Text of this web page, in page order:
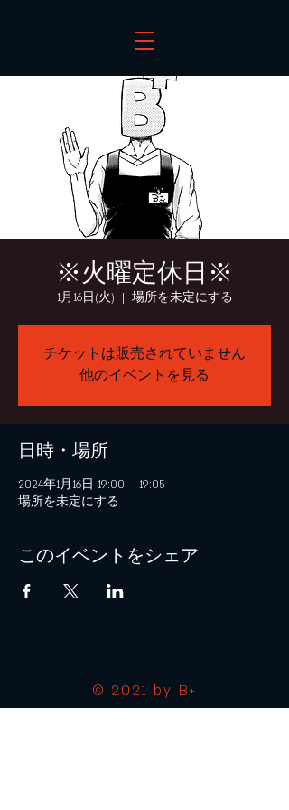
※火曜定休日※
1月16日(火)
  |
場所を未定にする
チケットは販売されていません
他のイベントを見る
日時・場所
2024年1月16日 19:00 – 19:05
場所を未定にする
このイベントをシェア
© 2021 by B+